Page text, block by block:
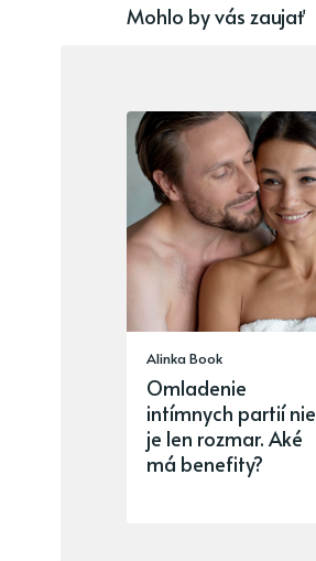
Mohlo by vás zaujať
Alinka Book
Omladenie
intímnych partií nie
je len rozmar. Aké
má benefity?